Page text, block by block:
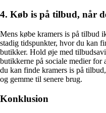
4. Køb is på tilbud, når
Mens købe kramers is på tilbud
stadig tidspunkter, hvor du kan
butikker. Hold øje med
butikkerne på sociale medier for
du kan finde kramers is på
og gemme til senere brug.
Konklusion